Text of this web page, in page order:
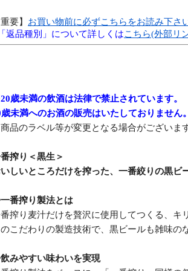
重要】 お買い物前に必ずこちらをお読み下さ
返品種別」について詳しくはこちら(外部リ
歳未満の飲酒は法律で禁止されています。
未満へのお酒の販売はいたしておりません。
品のラベル等が変更となる場合がございま
搾り＜黒生＞
しいところだけを搾った、一番絞りの黒ビ
番搾り製法とは
搾り麦汁だけを贅沢に使用してつくる、キ
のこだわりの製造技術で、黒ビールも雑味の
みやすい味わいを実現